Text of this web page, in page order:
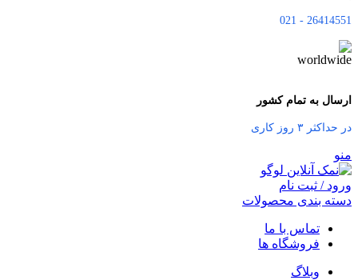
26414551 - 021
ارسال به تمام کشور
در حداکثر ۳ روز کاری
منو
ورود / ثبت نام
دسته بندی محصولات
تماس با ما
فروشگاه ها
وبلاگ